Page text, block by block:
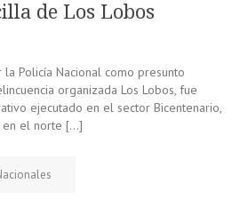
de Los Lobos
Policía Nacional como presunto
organizada Los Lobos, fue
ejecutado en el sector Bicentenario,
en el norte […]